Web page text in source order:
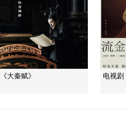
《大秦赋》 电视剧